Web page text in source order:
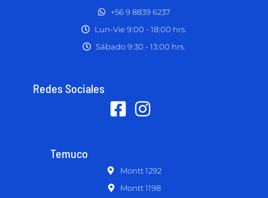
+56 9 8839 6237
Lun-Vie 9:00 - 18:00 hrs.
Sábado 9:30 - 13:00 hrs.
Redes Sociales
Temuco
Montt 1292
Montt 1198